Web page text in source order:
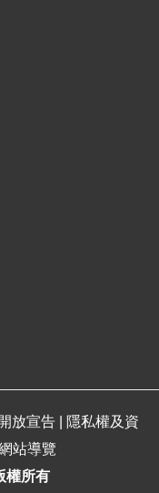
放宣告
隱私權及資
站導覽
權所有